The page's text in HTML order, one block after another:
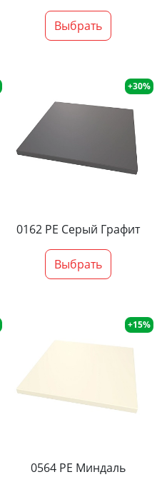
Выбрать
+30%
0162 PE Серый Графит
Выбрать
+15%
0564 PE Миндаль